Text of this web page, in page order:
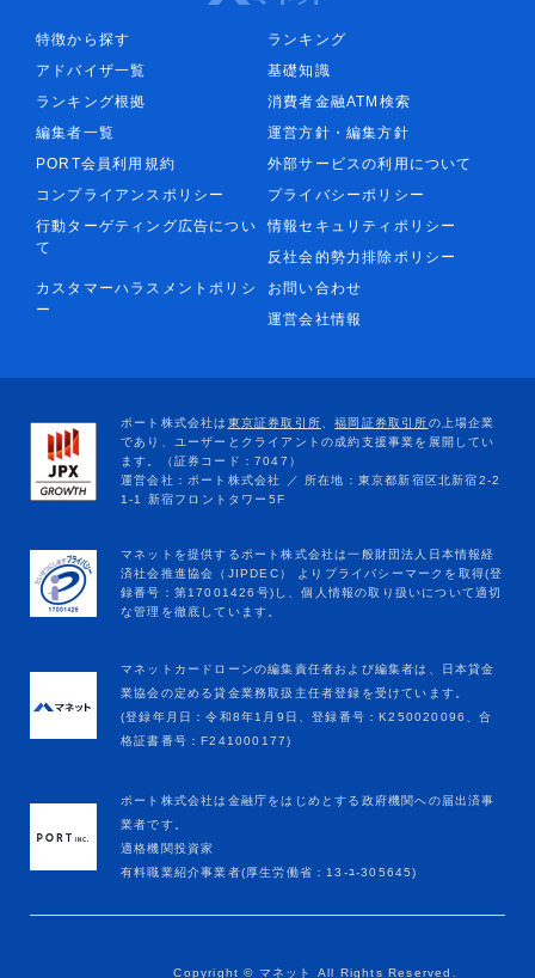
特徴から探す
ランキング
アドバイザ一覧
基礎知識
ランキング根拠
消費者金融ATM検索
編集者一覧
運営方針・編集方針
PORT会員利用規約
外部サービスの利用について
コンプライアンスポリシー
プライバシーポリシー
行動ターゲティング広告につい
て
情報セキュリティポリシー
反社会的勢力排除ポリシー
カスタマーハラスメントポリシ
ー
お問い合わせ
運営会社情報
マネットカードローンの編集責任者および編集者は、日本貸金
業協会の定める貸金業務取扱主任者登録を受けています。
(登録年月日：令和8年1月9日、登録番号：K250020096、合
格証書番号：F241000177)
ポート株式会社は金融庁をはじめとする政府機関への届出済事
業者です。
適格機関投資家
有料職業紹介事業者(厚生労働省：13-ﾕ-305645)